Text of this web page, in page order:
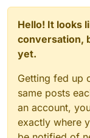
Hello! It looks
conversation,
yet.
Getting fed up
same posts
an account,
exactly where